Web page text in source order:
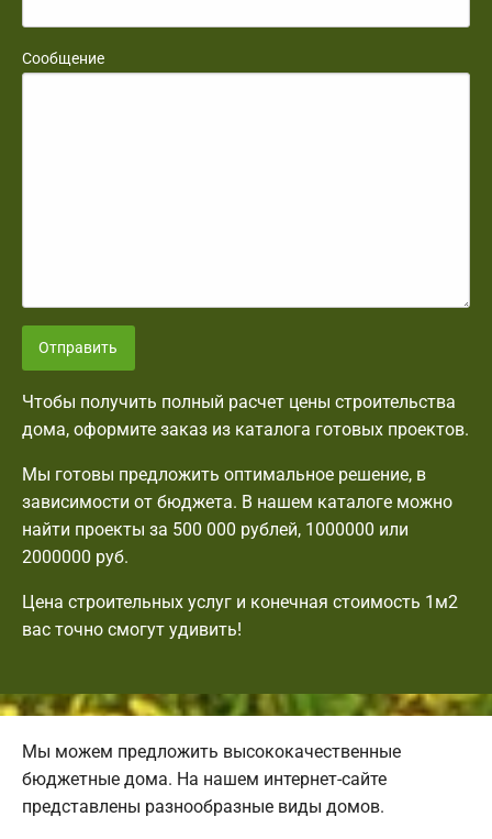
Сообщение
Отправить
Чтобы получить полный расчет цены строительства
дома, оформите заказ из каталога готовых проектов.
Мы готовы предложить оптимальное решение, в
зависимости от бюджета. В нашем каталоге можно
найти проекты за 500 000 рублей, 1000000 или
2000000 руб.
Цена строительных услуг и конечная стоимость 1м2
вас точно смогут удивить!
Мы можем предложить высококачественные
бюджетные дома. На нашем интернет-сайте
представлены разнообразные виды домов.